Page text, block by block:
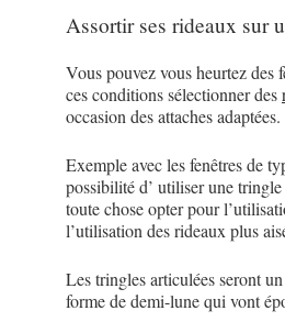
Assortir ses rideaux sur
Vous pouvez vous heurtez des
ces conditions sélectionner des
occasion des attaches adaptées.
Exemple avec les fenêtres de
possibilité d’ utiliser une
toute chose opter pour
l’utilisation des rideaux plus
Les tringles articulées seront
forme de demi-lune qui vont